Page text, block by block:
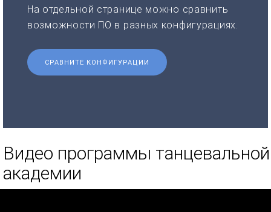
На отдельной странице можно сравнить
возможности ПО в разных конфигурациях.
СРАВНИТЕ КОНФИГУРАЦИИ
Видео программы танцевальной
академии